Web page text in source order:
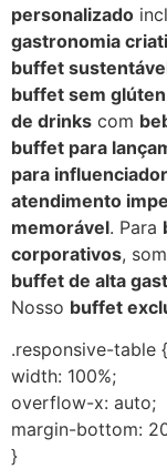
personalizado
gastronomia
buffet
buffet sem glúten
de drinks com
buffet para
para
atendimento
memorável. Para
corporativos,
buffet de alta
Nosso buffet
.responsive-table {
width: 100%;
overflow-x: auto;
margin-bottom:
}